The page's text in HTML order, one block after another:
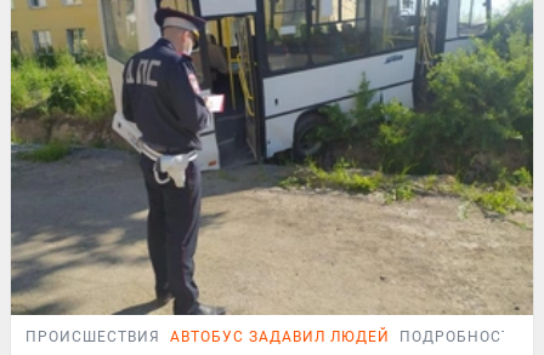
ПРОИСШЕСТВИЯ АВТОБУС ЗАДАВИЛ ЛЮДЕЙ ПОДРОБНОСТИ